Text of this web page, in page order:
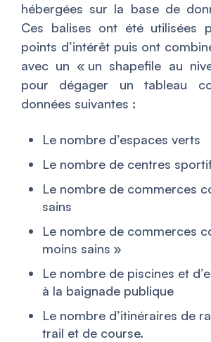
hébergées sur la base de
Ces balises ont été utilisées
points d’intérêt puis ont
avec un « un shapefile au
pour dégager un tableau
données suivantes :
Le nombre d’espaces verts
Le nombre de centres
Le nombre de commerces
sains
Le nombre de commerces
moins sains »
Le nombre de piscines et
à la baignade publique
Le nombre d’itinéraires de
trail et de course.